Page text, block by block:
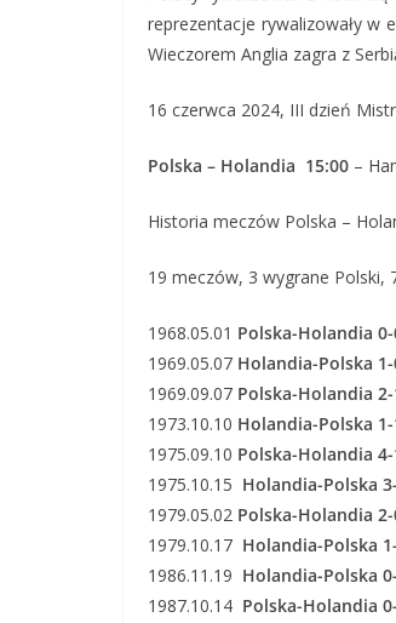
reprezentacje rywalizowały w
Wieczorem Anglia zagra z
16 czerwca 2024, III dzień
Polska – Holandia 15:00 –
Historia meczów Polska –
19 meczów, 3 wygrane Polski,
1968.05.01 Polska-Holandia
1969.05.07 Holandia-Polska
1969.09.07 Polska-Holandia 2-
1973.10.10 Holandia-Polska 1-
1975.09.10 Polska-Holandia 4-
1975.10.15 Holandia-Polska
1979.05.02 Polska-Holandia
1979.10.17 Holandia-Polska
1986.11.19 Holandia-Polska
1987.10.14 Polska-Holandia